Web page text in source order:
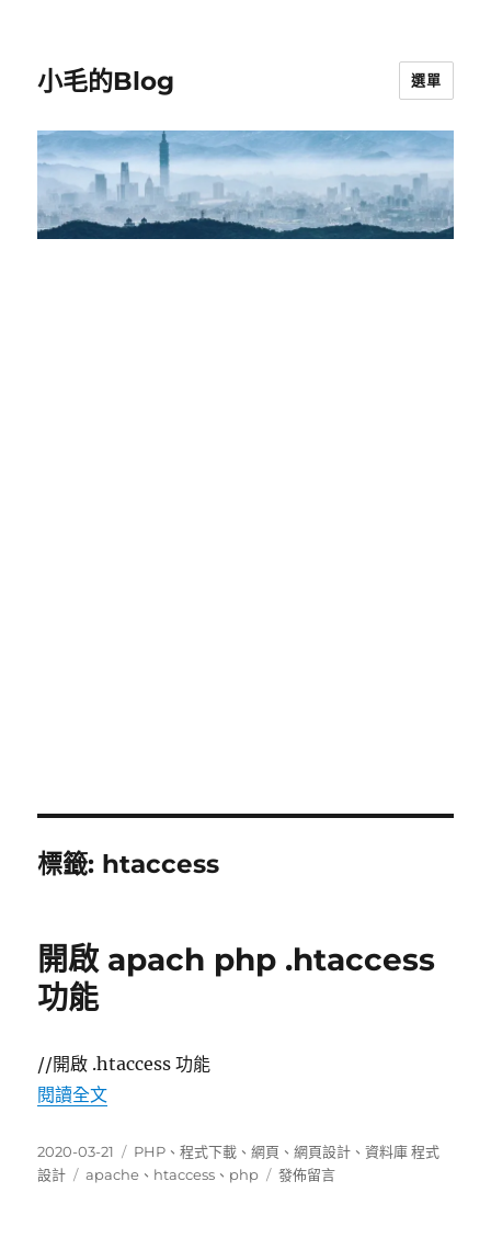
小毛的Blog 選單
標籤: htaccess
開啟 apach php .htaccess
功能
//開啟 .htaccess 功能
閱讀全文〈開啟 apach php .htaccess 功能〉
發
佈
2020-03-21
分
類
PHP 、程式下載 、網頁 、網頁設計 、資料庫 程式
設計
標
apache 、 htaccess 、 php
在
發佈留言